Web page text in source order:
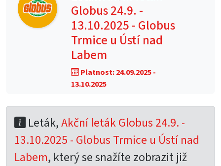
Globus 24.9. -
13.10.2025 - Globus
Trmice u Ústí nad
Labem
Platnost: 24.09.2025 -
13.10.2025
Leták,Akční leták Globus 24.9. -
13.10.2025 - Globus Trmice u Ústí nad
Labem, který se snažíte zobrazit již